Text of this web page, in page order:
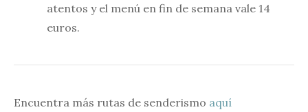
atentos y el menú en fin de semana vale 14
euros.
Encuentra más rutas de senderismo aquí